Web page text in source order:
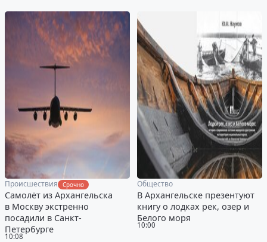
10:08
Происшествия Срочно
Самолёт из Архангельска
в Москву экстренно
посадили в Санкт-
Петербурге
10:00
Общество
В Архангельске презентуют
книгу о лодках рек, озер и
Белого моря